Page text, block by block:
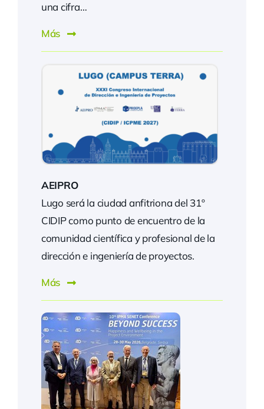
una cifra…
Más
AEIPRO
Lugo será la ciudad anfitriona del 31º
CIDIP como punto de encuentro de la
comunidad científica y profesional de la
dirección e ingeniería de proyectos.
Más